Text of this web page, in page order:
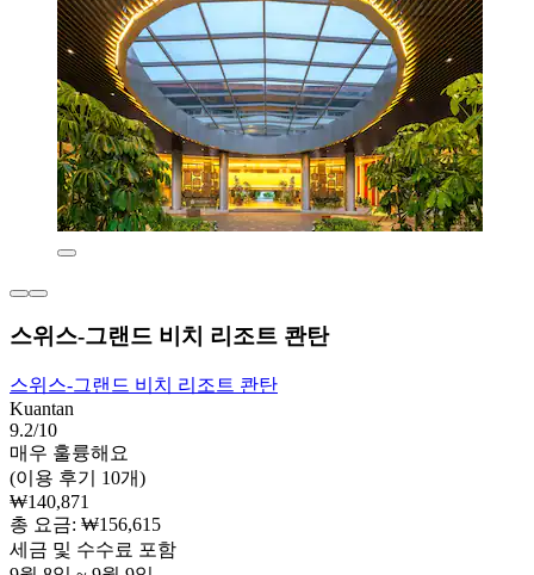
스위스-그랜드 비치 리조트 콴탄
스위스-그랜드 비치 리조트 콴탄
Kuantan
9.2/10
매우 훌륭해요
(이용 후기 10개)
₩140,871
총 요금: ₩156,615
세금 및 수수료 포함